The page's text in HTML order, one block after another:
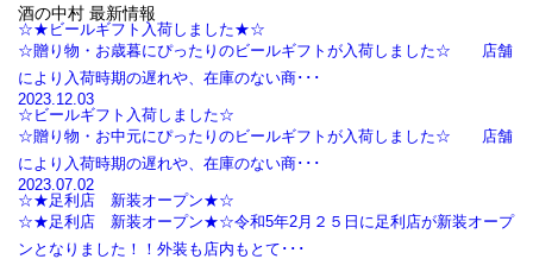
酒の中村 最新情報
☆★ビールギフト入荷しました★☆
☆贈り物・お歳暮にぴったりのビールギフトが入荷しました☆ 店舗
により入荷時期の遅れや、在庫のない商･･･
2023.12.03
☆ビールギフト入荷しました☆
☆贈り物・お中元にぴったりのビールギフトが入荷しました☆ 店舗
により入荷時期の遅れや、在庫のない商･･･
2023.07.02
☆★足利店 新装オープン★☆
☆★足利店 新装オープン★☆令和5年2月２５日に足利店が新装オープ
ンとなりました！！外装も店内もとて･･･